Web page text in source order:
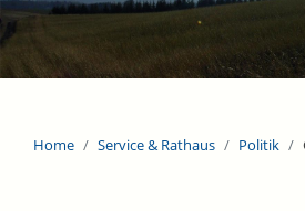
Home Service & Rathaus Politik